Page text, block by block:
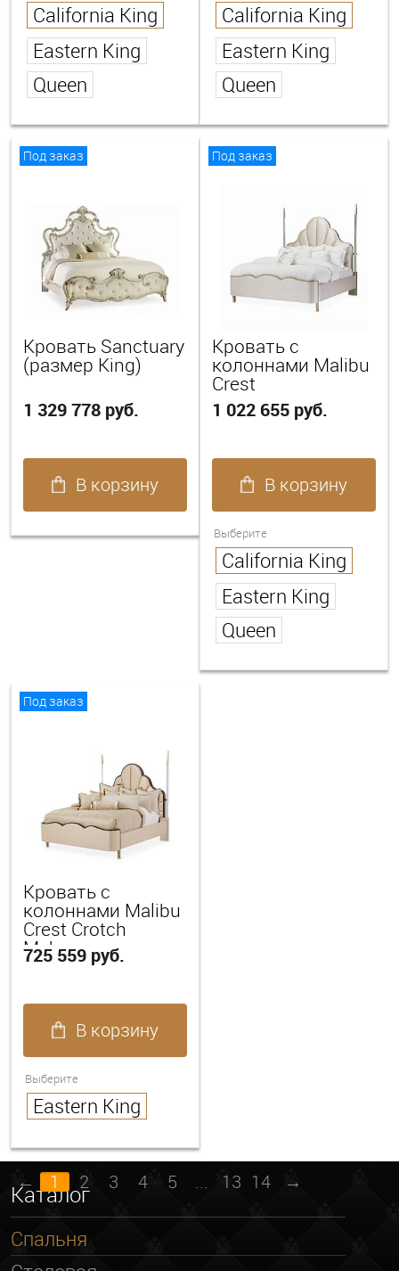
California King
Eastern King
Queen
California King
Eastern King
Queen
Под заказ
Кровать Sanctuary
(размер King)
1 329 778 руб.
В корзину
Под заказ
Кровать с
колоннами Malibu
Crest
1 022 655 руб.
В корзину
Выберите
California King
Eastern King
Queen
Под заказ
Кровать с
колоннами Malibu
Crest Crotch
Mahogany
725 559 руб.
В корзину
Выберите
Eastern King
← 1 2 3 4 5 ... 13 14 →
Каталог
Спальня